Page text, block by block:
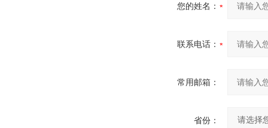
您的姓名：
联系电话：
常用邮箱：
省份：